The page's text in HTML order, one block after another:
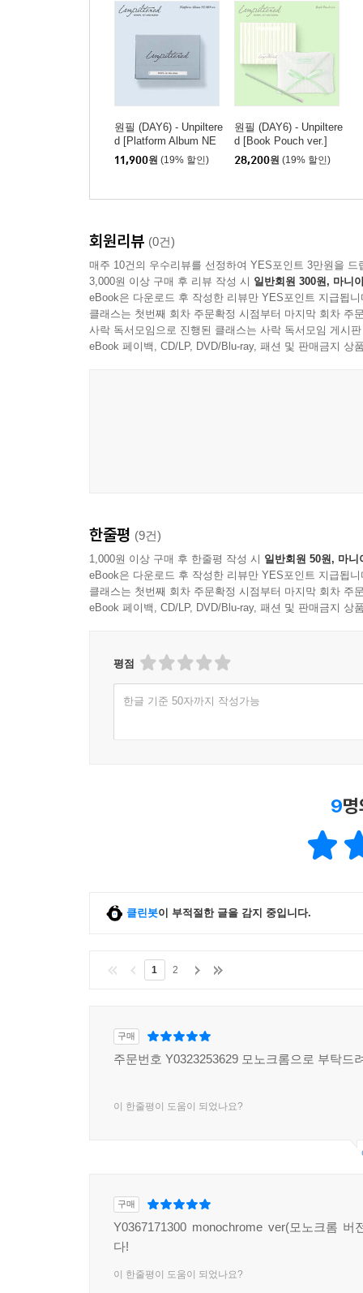
원필 (DAY6) - Unpiltere
d [Platform Album NE
MO ver.]
11,900원 (19% 할인)
원필 (DAY6) - Unpiltere
d [Book Pouch ver.]
28,200원 (19% 할인)
회원리뷰 (0건)
매주 10건의 우수리뷰를 선정하여 YES포인트 3만원을 드
3,000원 이상 구매 후 리뷰 작성 시 일반회원 300원, 마니
eBook은 다운로드 후 작성한 리뷰만 YES포인트 지급됩니
클래스는 첫번째 회차 주문확정 시점부터 마지막 회차 주
사락 독서모임으로 진행된 클래스는 사락 독서모임 게시
eBook 페이백, CD/LP, DVD/Blu-ray, 패션 및 판매금지 상
한줄평 (9건)
1,000원 이상 구매 후 한줄평 작성 시 일반회원 50원, 마니
eBook은 다운로드 후 작성한 리뷰만 YES포인트 지급됩니
클래스는 첫번째 회차 주문확정 시점부터 마지막 회차 주
eBook 페이백, CD/LP, DVD/Blu-ray, 패션 및 판매금지 상
평점
한글 기준 50자까지 작성가능
9
클린봇이 부적절한 글을 감지 중입니다.
1 2
구매
주문번호 Y0323253629 모노크롬으로 부탁드
이 한줄평이 도움이 되었나요?
구매
Y0367171300 monochrome ver(모노크롬 버
다!
이 한줄평이 도움이 되었나요?